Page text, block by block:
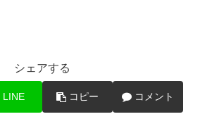
シェアする
LINE コピー コメント